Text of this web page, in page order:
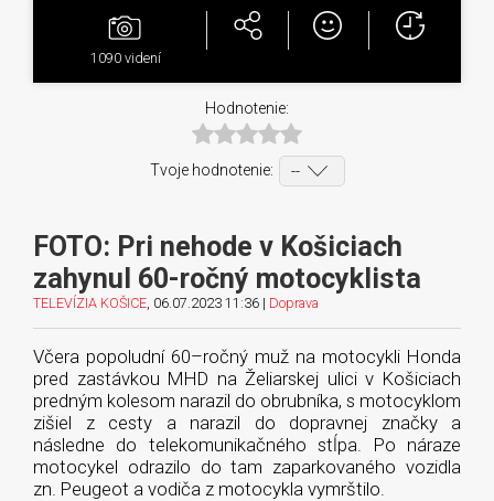
1090 videní
Hodnotenie:
Tvoje hodnotenie:
FOTO: Pri nehode v Košiciach
zahynul 60-ročný motocyklista
TELEVÍZIA KOŠICE , 06.07.2023 11:36 | Doprava
Včera popoludní 60–ročný muž na motocykli Honda
pred zastávkou MHD na Želiarskej ulici v Košiciach
predným kolesom narazil do obrubníka, s motocyklom
zišiel z cesty a narazil do dopravnej značky a
následne do telekomunikačného stĺpa. Po náraze
motocykel odrazilo do tam zaparkovaného vozidla
zn. Peugeot a vodiča z motocykla vymrštilo.